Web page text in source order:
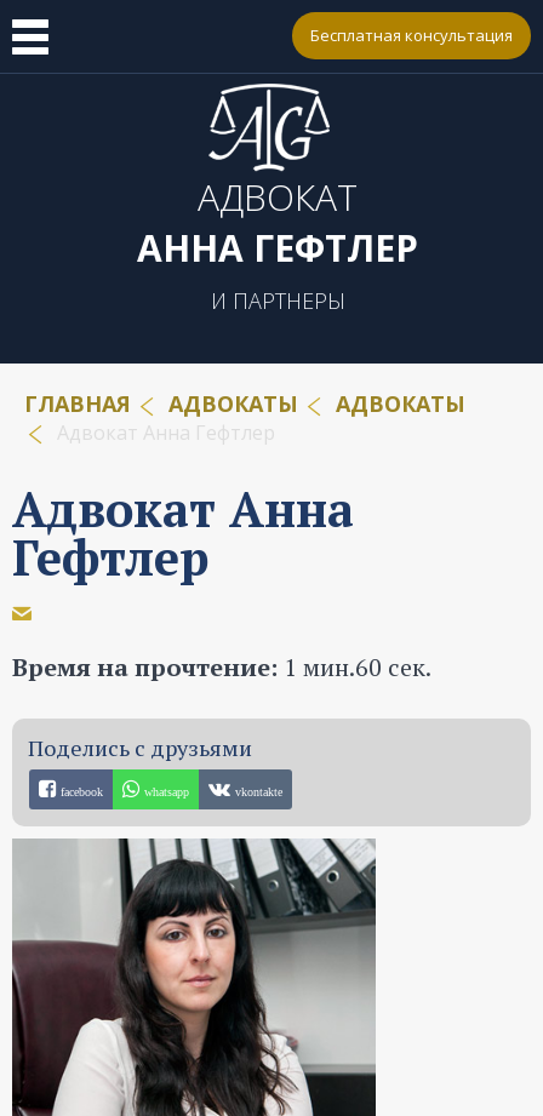
Бесплатная консультация
АДВОКАТ
АННА ГЕФТЛЕР
И ПАРТНЕРЫ
ГЛАВНАЯ АДВОКАТЫ АДВОКАТЫ
Адвокат Анна Гефтлер
Адвокат Анна
Гефтлер
Время на прочтение: 1 мин.60 сек.
facebook whatsapp vkontakte